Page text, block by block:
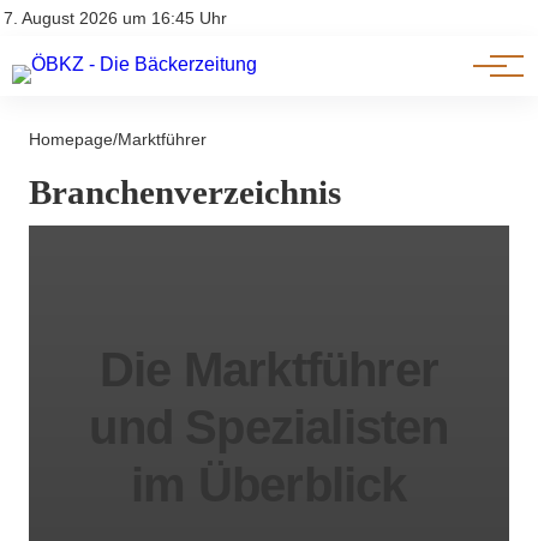
7. August 2026 um 16:45 Uhr
Impressum & Offenlegung
Am Wort
Genuss & Trends
Homepage/Marktführer
Branchenverzeichnis